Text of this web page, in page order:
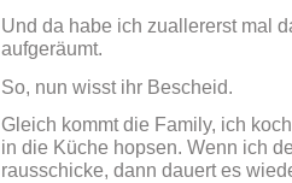
Und da habe ich zuallererst mal
aufgeräumt.
So, nun wisst ihr Bescheid.
Gleich kommt die Family, ich
in die Küche hopsen. Wenn ich
rausschicke, dann dauert es